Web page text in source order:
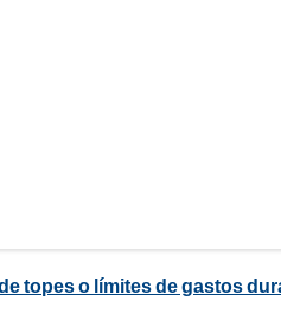
topes o límites de gastos